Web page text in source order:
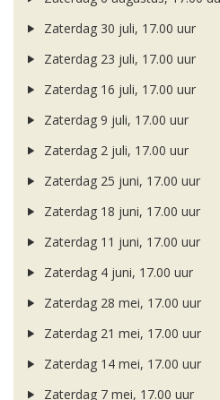
Zaterdag 30 juli, 17.00 uur
Zaterdag 23 juli, 17.00 uur
Zaterdag 16 juli, 17.00 uur
Zaterdag 9 juli, 17.00 uur
Zaterdag 2 juli, 17.00 uur
Zaterdag 25 juni, 17.00 uur
Zaterdag 18 juni, 17.00 uur
Zaterdag 11 juni, 17.00 uur
Zaterdag 4 juni, 17.00 uur
Zaterdag 28 mei, 17.00 uur
Zaterdag 21 mei, 17.00 uur
Zaterdag 14 mei, 17.00 uur
Zaterdag 7 mei, 17.00 uur